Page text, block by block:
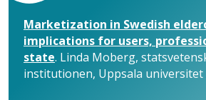
Marketization in Swedish
implications for users,
state. Linda Moberg,
institutionen, Uppsala universitet